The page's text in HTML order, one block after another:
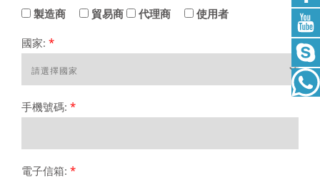
製造商
貿易商 代理商 使用者
國家: *
手機號碼: *
電子信箱: *